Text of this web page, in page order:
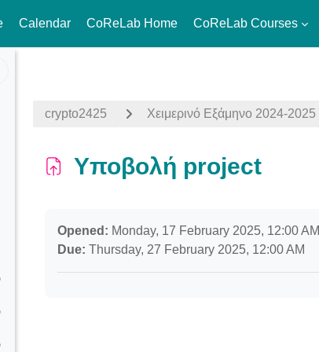
Calendar CoReLab Home CoReLab Courses
crypto2425 Χειμερινό Εξάμηνο 2024-2025
Υποβολή project
Opened: Monday, 17 February 2025, 12:00 AM
Due: Thursday, 27 February 2025, 12:00 AM